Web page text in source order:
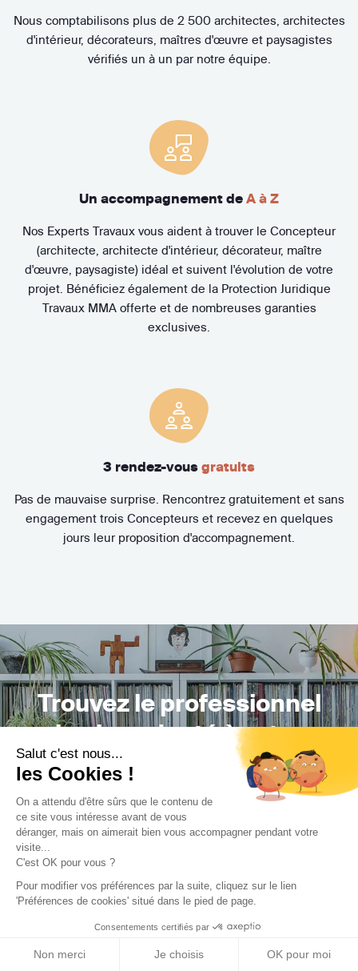
Salut c'est nous...
les Cookies !
On a attendu d'être sûrs que le contenu de
ce site vous intéresse avant de vous
déranger, mais on aimerait bien vous accompagner pendant votre
visite...
C'est OK pour vous ?
Pour modifier vos préférences par la suite, cliquez sur le lien
'Préférences de cookies' situé dans le pied de page.
Consentements certifiés par
Non merci Je choisis OK pour moi
Nous comptabilisons plus de 2 500 architectes, architectes
d'intérieur, décorateurs, maîtres d'œuvre et paysagistes
vérifiés un à un par notre équipe.
Un accompagnement de A à Z
Nos Experts Travaux vous aident à trouver le Concepteur
(architecte, architecte d'intérieur, décorateur, maître
d'œuvre, paysagiste) idéal et suivent l'évolution de votre
projet. Bénéficiez également de la Protection Juridique
Travaux MMA offerte et de nombreuses garanties
exclusives.
3 rendez-vous gratuits
Pas de mauvaise surprise. Rencontrez gratuitement et sans
engagement trois Concepteurs et recevez en quelques
jours leur proposition d'accompagnement.
Trouvez le professionnel
le plus adapté à votre
Trouver mon Concepteur